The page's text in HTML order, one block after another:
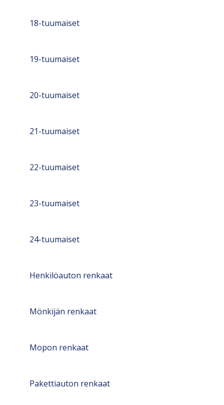
18-tuumaiset
19-tuumaiset
20-tuumaiset
21-tuumaiset
22-tuumaiset
23-tuumaiset
24-tuumaiset
Henkilöauton renkaat
Mönkijän renkaat
Mopon renkaat
Pakettiauton renkaat